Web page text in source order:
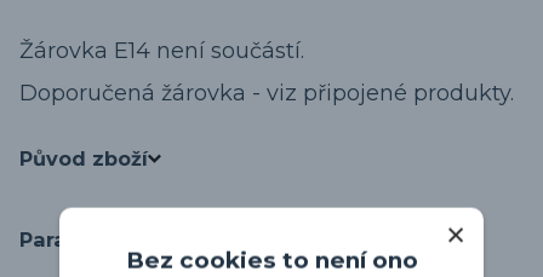
Žárovka E14 není součástí.
Doporučená žárovka - viz připojené produkty.
Původ zboží
Parametry
Bez cookies to není ono